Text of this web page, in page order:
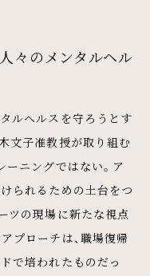
々のメンタルヘル
ルヘルスを守ろうとす
文子准教授が取り組む
ーニングではない。ア
られるための土台をつ
ツの現場に新たな視点
プローチは、職場復帰
で培われたものだっ